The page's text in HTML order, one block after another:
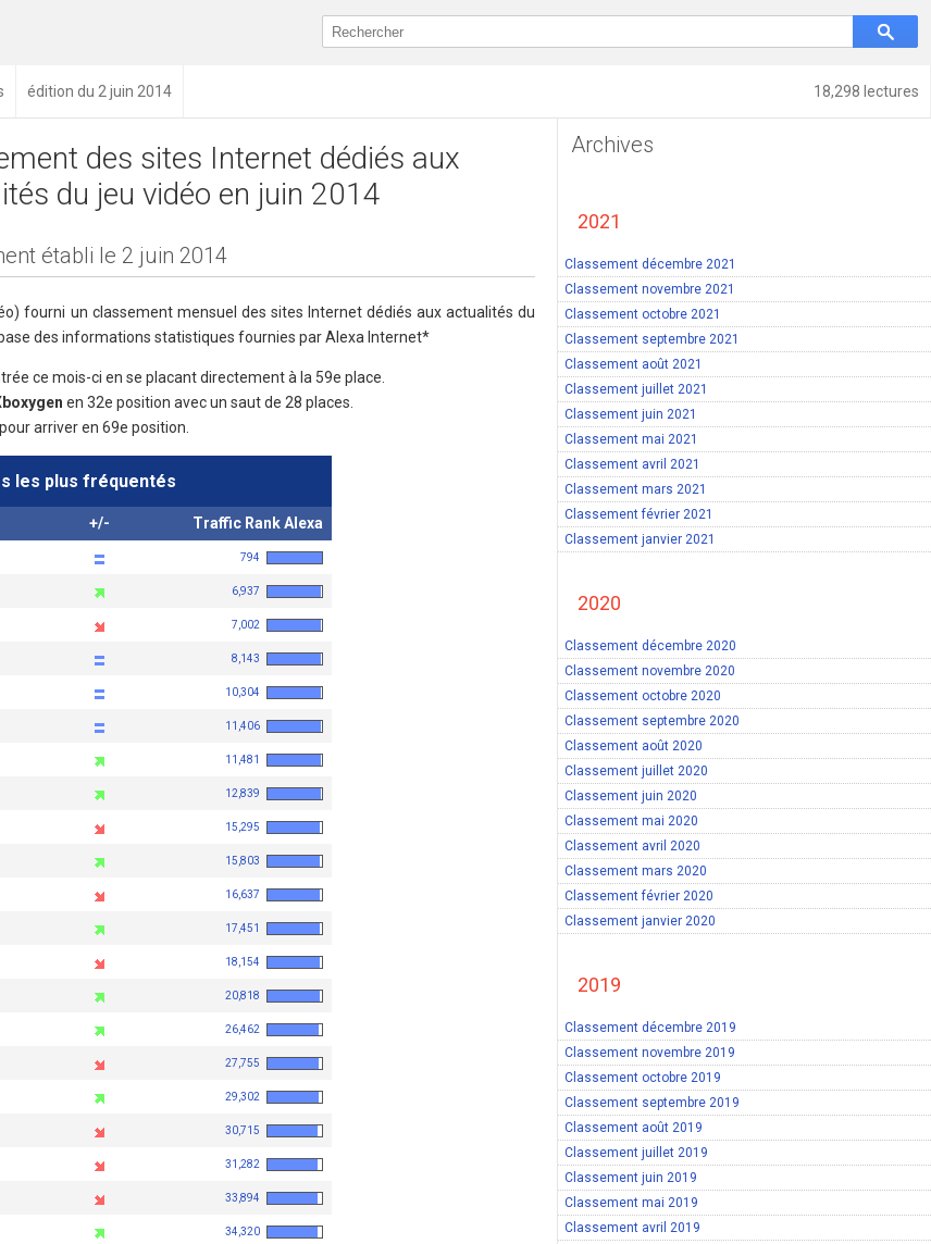
18,298 lectures
édition du 2 juin 2014
des sites Internet dédiés aux
du jeu vidéo en juin 2014
établi le 2 juin 2014
fourni un classement mensuel des sites Internet dédiés aux actualités du
des informations statistiques fournies par Alexa Internet*
ce mois-ci en se placant directement à la 59e place.
en 32e position avec un saut de 28 places.
arriver en 69e position.
les plus fréquentés
+/- Traffic Rank Alexa
794
6,937
7,002
8,143
10,304
11,406
11,481
12,839
15,295
15,803
16,637
17,451
18,154
20,818
26,462
27,755
29,302
30,715
31,282
33,894
34,320
Archives
2021
Classement décembre 2021
Classement novembre 2021
Classement octobre 2021
Classement septembre 2021
Classement août 2021
Classement juillet 2021
Classement juin 2021
Classement mai 2021
Classement avril 2021
Classement mars 2021
Classement février 2021
Classement janvier 2021
2020
Classement décembre 2020
Classement novembre 2020
Classement octobre 2020
Classement septembre 2020
Classement août 2020
Classement juillet 2020
Classement juin 2020
Classement mai 2020
Classement avril 2020
Classement mars 2020
Classement février 2020
Classement janvier 2020
2019
Classement décembre 2019
Classement novembre 2019
Classement octobre 2019
Classement septembre 2019
Classement août 2019
Classement juillet 2019
Classement juin 2019
Classement mai 2019
Classement avril 2019